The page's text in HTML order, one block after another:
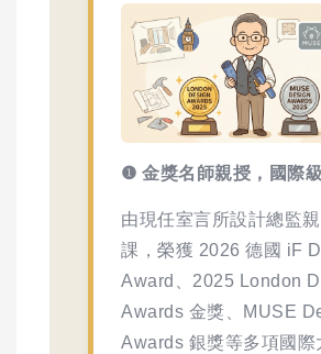
❶ 金獎名師親授，國際
由現任室言所設計總監
課，榮獲 2026 德國 iF
Award、2025 London
Awards 金獎、MUSE
Awards 銀獎等多項國際